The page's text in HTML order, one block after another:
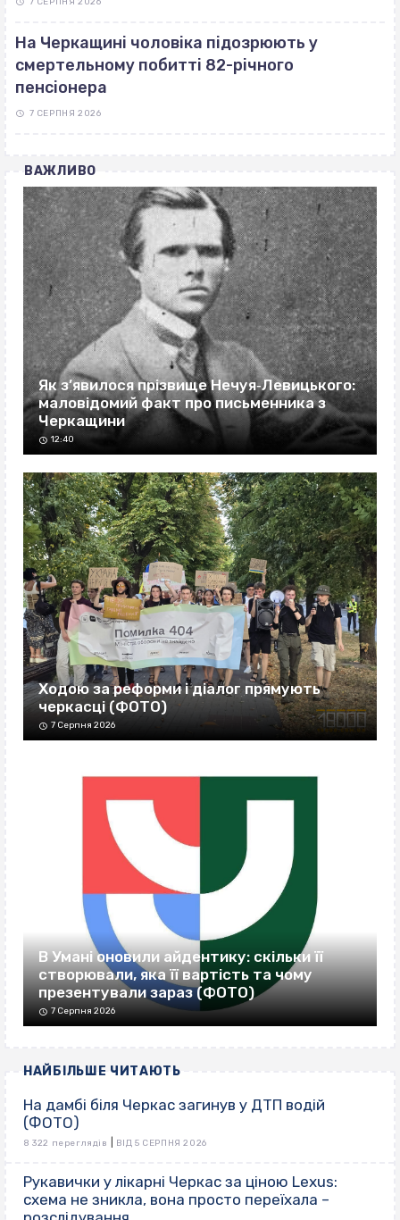
7 СЕРПНЯ 2026
На Черкащині чоловіка підозрюють у
смертельному побитті 82-річного
пенсіонера
7 СЕРПНЯ 2026
ВАЖЛИВО
Як з’явилося прізвище Нечуя‐Левицького:
маловідомий факт про письменника з
Черкащини
12:40
Ходою за реформи і діалог прямують
черкасці (ФОТО)
7 Серпня 2026
В Умані оновили айдентику: скільки її
створювали, яка її вартість та чому
презентували зараз (ФОТО)
7 Серпня 2026
НАЙБІЛЬШЕ ЧИТАЮТЬ
На дамбі біля Черкас загинув у ДТП водій
(ФОТО)
8 322 переглядів ВІД 5 СЕРПНЯ 2026
Рукавички у лікарні Черкас за ціною Lexus:
схема не зникла, вона просто переїхала –